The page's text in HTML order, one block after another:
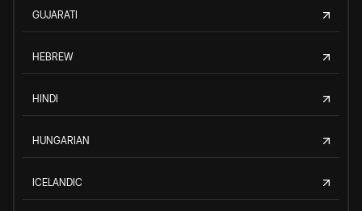
GUJARATI
HEBREW
HINDI
HUNGARIAN
ICELANDIC